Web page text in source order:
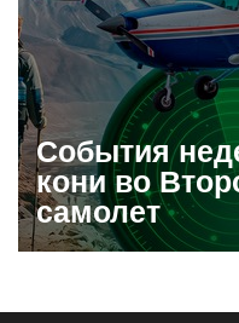
События
кони во
самолет